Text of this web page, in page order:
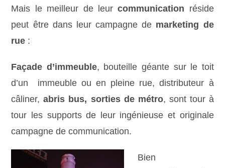
Mais le meilleur de leurcommunication réside
peut être dans leur campagne de marketing de
rue :
Façade d’immeuble, bouteille géante sur le toit
d’un immeuble ou en pleine rue, distributeur à
câliner,abris bus, sorties de métro, sont tour à
tour les supports de leur ingénieuse et originale
campagne de communication.
Bien